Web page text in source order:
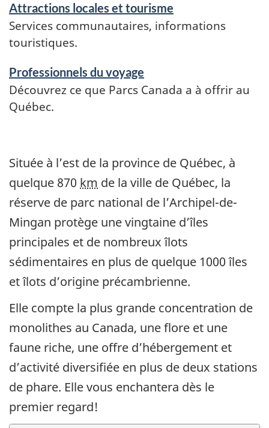
Attractions locales et tourisme
Services communautaires, informations
touristiques.
Professionnels du voyage
Découvrez ce que Parcs Canada a à offrir au
Québec.
Située à l’est de la province de Québec, à
quelque 870 km de la ville de Québec, la
réserve de parc national de l’Archipel-de-
Mingan protège une vingtaine d’îles
principales et de nombreux îlots
sédimentaires en plus de quelque 1000 îles
et îlots d’origine précambrienne.
Elle compte la plus grande concentration de
monolithes au Canada, une flore et une
faune riche, une offre d’hébergement et
d’activité diversifiée en plus de deux stations
de phare. Elle vous enchantera dès le
premier regard!